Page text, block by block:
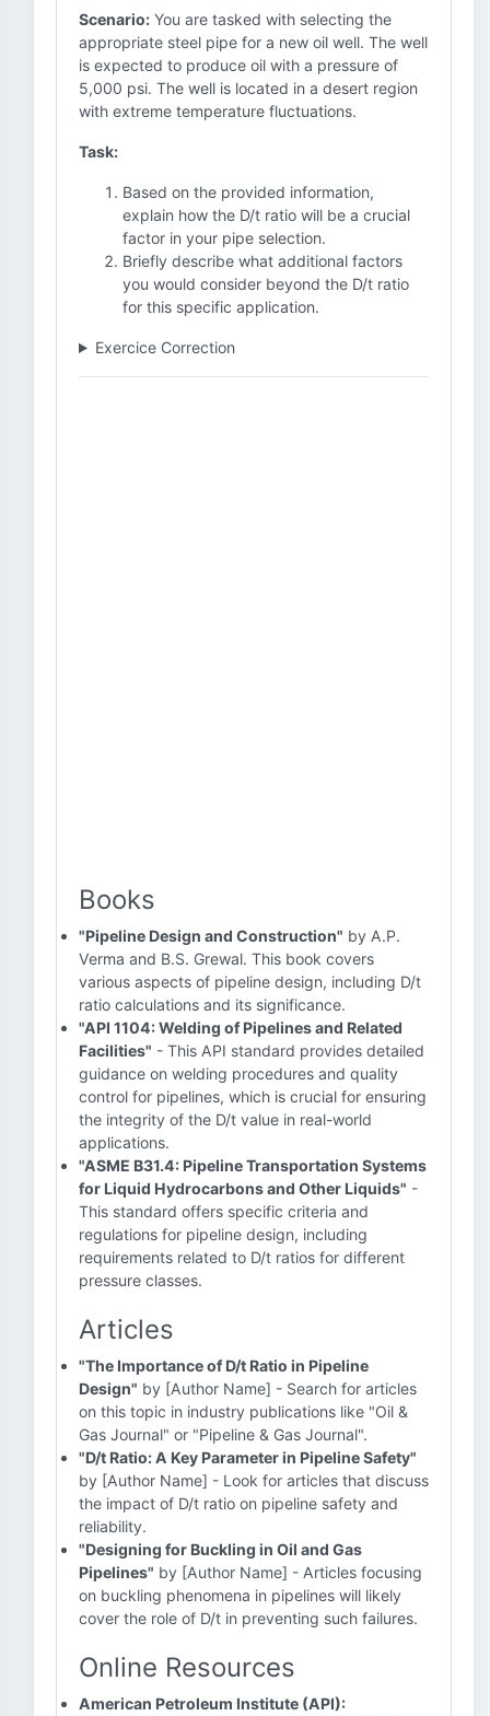
Scenario: You are tasked with selecting the
appropriate steel pipe for a new oil well. The well
is expected to produce oil with a pressure of
5,000 psi. The well is located in a desert region
with extreme temperature fluctuations.
Task:
Based on the provided information,
explain how the D/t ratio will be a crucial
factor in your pipe selection.
Briefly describe what additional factors
you would consider beyond the D/t ratio
for this specific application.
Exercice Correction
Books
"Pipeline Design and Construction" by A.P.
Verma and B.S. Grewal. This book covers
various aspects of pipeline design, including D/t
ratio calculations and its significance.
"API 1104: Welding of Pipelines and Related
Facilities" - This API standard provides detailed
guidance on welding procedures and quality
control for pipelines, which is crucial for ensuring
the integrity of the D/t value in real-world
applications.
"ASME B31.4: Pipeline Transportation Systems
for Liquid Hydrocarbons and Other Liquids" -
This standard offers specific criteria and
regulations for pipeline design, including
requirements related to D/t ratios for different
pressure classes.
Articles
"The Importance of D/t Ratio in Pipeline
Design" by [Author Name] - Search for articles
on this topic in industry publications like "Oil &
Gas Journal" or "Pipeline & Gas Journal".
"D/t Ratio: A Key Parameter in Pipeline Safety"
by [Author Name] - Look for articles that discuss
the impact of D/t ratio on pipeline safety and
reliability.
"Designing for Buckling in Oil and Gas
Pipelines" by [Author Name] - Articles focusing
on buckling phenomena in pipelines will likely
cover the role of D/t in preventing such failures.
Online Resources
American Petroleum Institute (API):